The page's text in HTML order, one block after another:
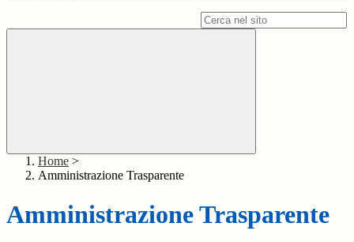
Home >
Amministrazione Trasparente
Amministrazione Trasparente